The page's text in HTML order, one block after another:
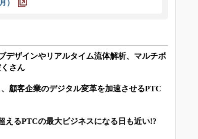
）
デザインやリアルタイム流体解析、マルチボ
さん
顧客企業のデジタル変革を加速させるPTC
るPTCの最大ビジネスになる日も近い!?